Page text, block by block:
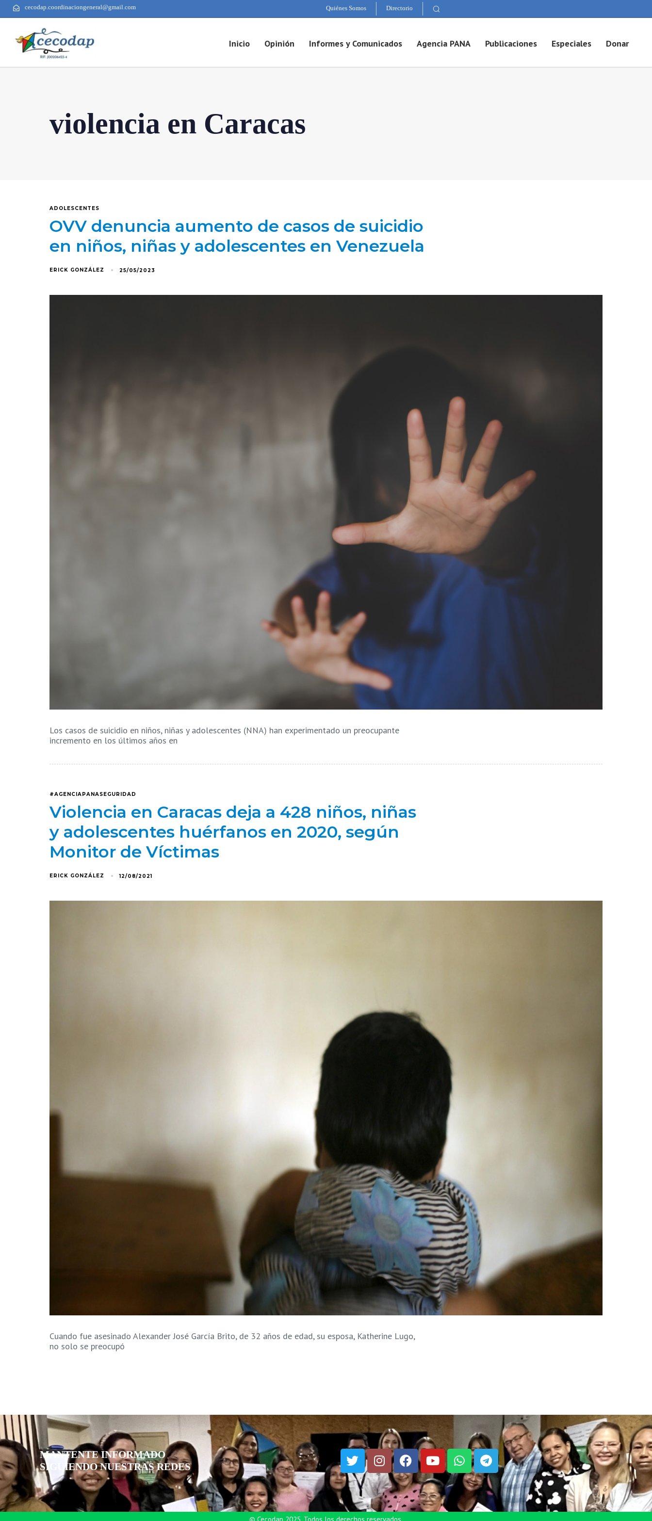
cecodap.coordinaciongeneral@gmail.com Quiénes Somos Directorio
Inicio Opinión Informes y Comunicados Agencia PANA Publicaciones Especiales Donar
violencia en Caracas
ADOLESCENTES
OVV denuncia aumento de casos de suicidio
en niños, niñas y adolescentes en Venezuela
ERICK GONZÁLEZ 25/05/2023
Los casos de suicidio en niños, niñas y adolescentes (NNA) han experimentado un preocupante
incremento en los últimos años en
#AGENCIAPANASEGURIDAD
Violencia en Caracas deja a 428 niños, niñas
y adolescentes huérfanos en 2020, según
Monitor de Víctimas
ERICK GONZÁLEZ 12/08/2021
Cuando fue asesinado Alexander José García Brito, de 32 años de edad, su esposa, Katherine Lugo,
no solo se preocupó
MANTENTE INFORMADO
SIGUIENDO NUESTRAS REDES